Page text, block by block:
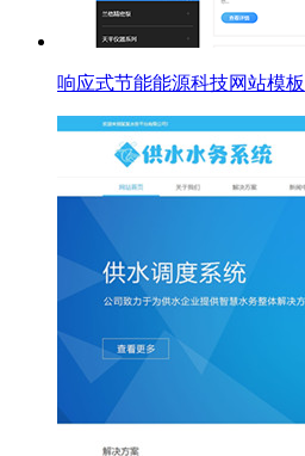
响应式节能能源科技网站模板